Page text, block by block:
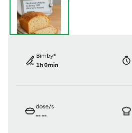
Bimby®
1h 0min
dose/s
----